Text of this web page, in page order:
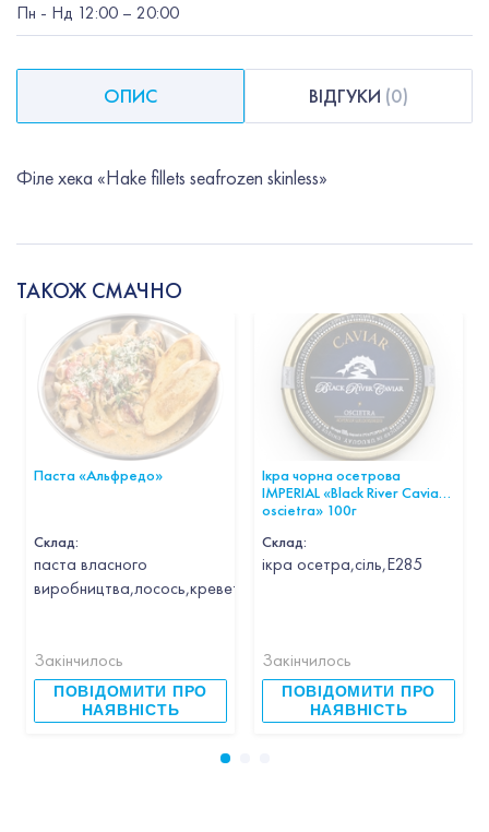
Пн - Нд 12:00 – 20:00
ОПИС ВІДГУКИ (0)
Філе хека «Hake fillets seafrozen skinless»
ТАКОЖ СМАЧНО
Паста «Альфредо»
Склад:
паста власного
Закінчилось
ПОВІДОМИТИ ПРО
НАЯВНІСТЬ
Ікра чорна осетрова
IMPERIAL «Black River Caviar
oscietra» 100г
Склад:
ікра осетра,сіль,Е285
Закінчилось
ПОВІДОМИТИ ПРО
НАЯВНІСТЬ